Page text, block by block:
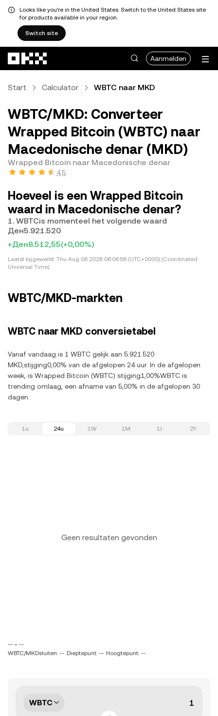
Looks like you're in the United States. Switch to the United States site
for products available in your region.
Switch site
Aanmelden
Start Calculator WBTC naar MKD
WBTC/MKD: Converteer
Wrapped Bitcoin (WBTC) naar
Macedonische denar (MKD)
Wrapped Bitcoin naar Macedonische denar
4,5
Hoeveel is een Wrapped Bitcoin
waard in Macedonische denar?
1. WBTCis momenteel het volgende waard
Ден5.921.520
+Ден8.512,55(+0,00%)
Laatst bijgewerkt: Thu Aug 06 2026 06:06:56 (UTC+0000) (Coordinated
Universal Time)
WBTC/MKD-markten
WBTC naar MKD conversietabel
Vanaf vandaag is 1 WBTC gelijk aan 5.921.520
MKD,stijging0,00% van de afgelopen 24 uur. In de afgelopen
week, is Wrapped Bitcoin (WBTC) stijging1,00%WBTC is
trending omlaag, een afname van 5,00% in de afgelopen 30
dagen.
1u 24u 1W 1M 1J 2Y
Geen resultaten gevonden
-- ~ --
WBTC/MKDsluiten: -- Dieptepunt: -- Hoogtepunt: --
WBTC